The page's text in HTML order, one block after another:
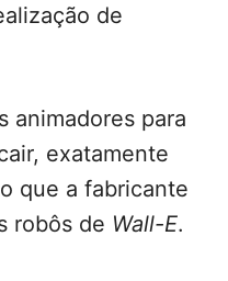
de
animadores para
exatamente
que a fabricante
robôs de Wall-E.